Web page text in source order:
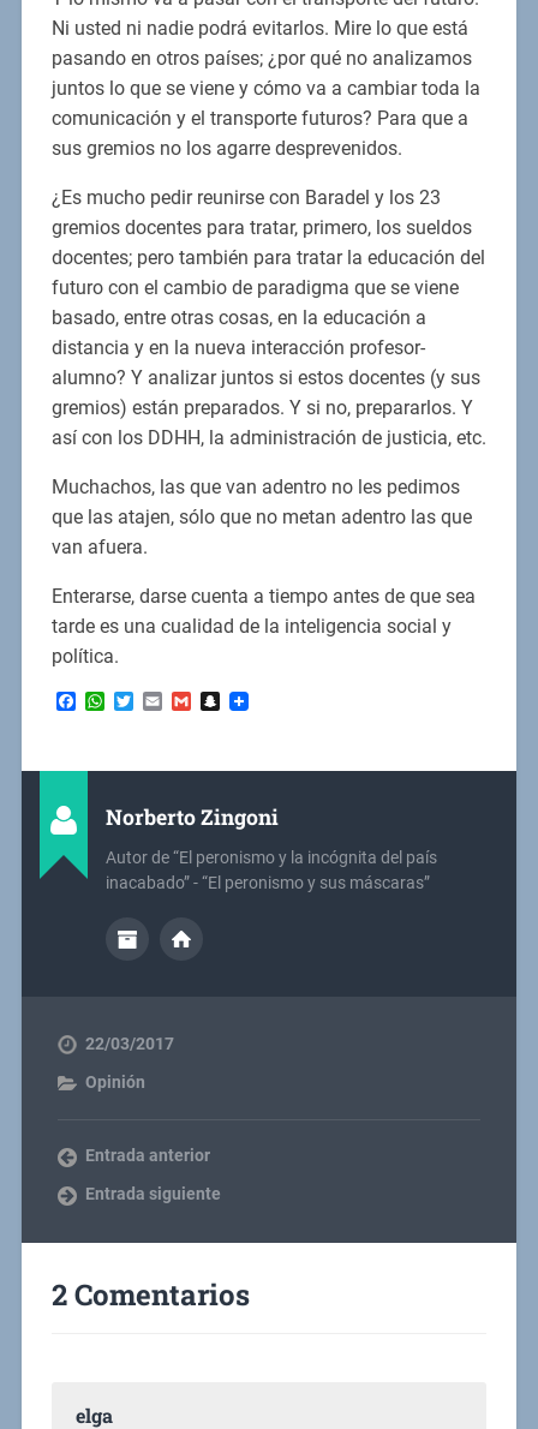
Ni usted ni nadie podrá evitarlos. Mire lo que está
pasando en otros países; ¿por qué no analizamos
juntos lo que se viene y cómo va a cambiar toda la
comunicación y el transporte futuros? Para que a
sus gremios no los agarre desprevenidos.
¿Es mucho pedir reunirse con Baradel y los 23
gremios docentes para tratar, primero, los sueldos
docentes; pero también para tratar la educación del
futuro con el cambio de paradigma que se viene
basado, entre otras cosas, en la educación a
distancia y en la nueva interacción profesor-
alumno? Y analizar juntos si estos docentes (y sus
gremios) están preparados. Y si no, prepararlos. Y
así con los DDHH, la administración de justicia, etc.
Muchachos, las que van adentro no les pedimos
que las atajen, sólo que no metan adentro las que
van afuera.
Enterarse, darse cuenta a tiempo antes de que sea
tarde es una cualidad de la inteligencia social y
política.
Facebook
WhatsApp
Twitter
EmailGmailSnapchat
Norberto Zingoni
Autor de “El peronismo y la incógnita del país
inacabado” - “El peronismo y sus máscaras”
22/03/2017
Opinión
Entrada anterior
Entrada siguiente
2 Comentarios
elga